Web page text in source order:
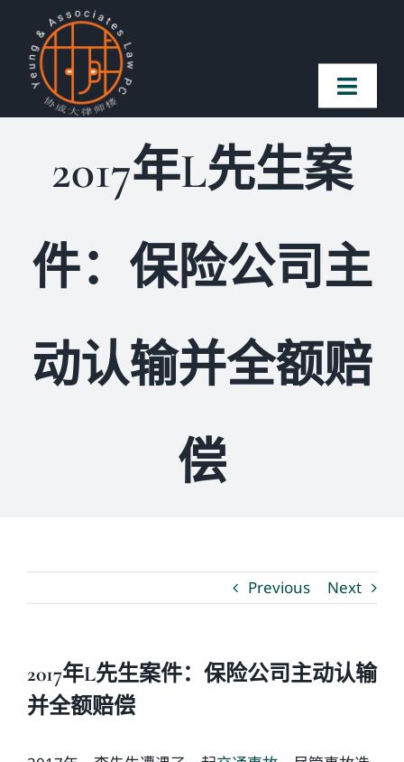
content
Toggle
案件简介
常见问题
温馨提示
语言Languages
2017年L先生案
件：保险公司主
动认输并全额赔
偿
Previous Next
2017年L先生案件：保险公司主动认输
并全额赔偿